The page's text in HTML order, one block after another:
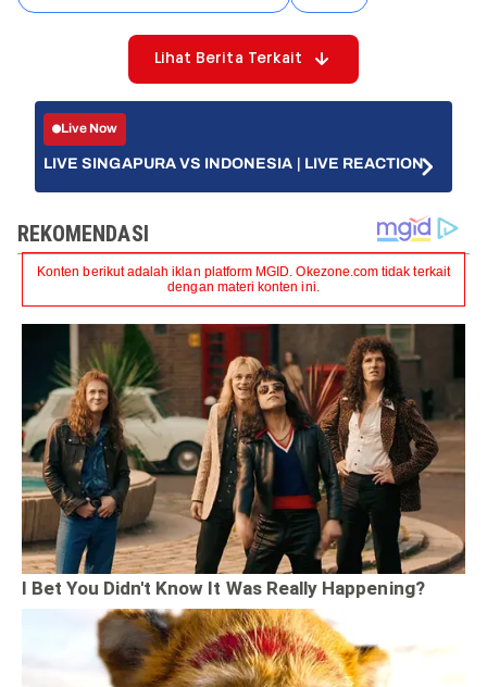
Lihat Berita Terkait
Live Now
LIVE SINGAPURA VS INDONESIA | LIVE REACTION